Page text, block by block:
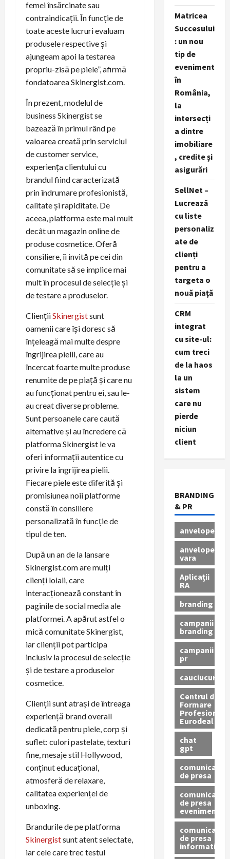
femei însărcinate sau
contraindicații. În funcție de
toate aceste lucruri evaluam
produsele respective și
ajungeam apoi la testarea
propriu-zisă pe piele”, afirmă
fondatoarea Skinergist.com.
În prezent, modelul de
business Skinergist se
bazează în primul rând pe
valoarea creată prin serviciul
de customer service,
experiența clientului cu
brandul fiind caracterizată
prin îndrumare profesionistă,
calitate și rapiditate. De
aceea, platforma este mai mult
decât un magazin online de
produse cosmetice. Oferă
consiliere, îi invită pe cei din
comunitate să se implice mai
mult în procesul de selecție și
de testare a produselor.
CliențiiSkinergistsunt
oamenii care își doresc să
înțeleagă mai multe despre
îngrijirea pielii, care au
încercat foarte multe produse
renumite de pe piață și care nu
au funcționat pentru ei, sau le-
au creat diverse probleme.
Sunt persoanele care caută
alternative și au încredere că
platforma Skinergist le va
oferi informații autentice cu
privire la îngrijirea pielii.
Fiecare piele este diferită și
promisiunea noii platforme
constă în consiliere
personalizată în funcție de
tipul de ten.
După un an de la lansare
Skinergist.com are mulți
clienți loiali, care
interacționează constant în
paginile de social media ale
platformei. A apărut astfel o
mică comunitate Skinergist,
iar clienții pot participa
inclusiv la procesul de selecție
și de testare a produselor
cosmetice.
Clienții sunt atrași de întreaga
experiență brand overall
dedicată pentru piele, corp și
suflet: culori pastelate, texturi
fine, mesaje stil Hollywood,
conținut educațional,
atmosferă de relaxare,
calitatea experienței de
unboxing.
Brandurile de pe platforma
Skinergistsunt atent selectate,
iar cele care trec testul
Matricea
Succesului
: un nou
tip de
eveniment
în
România,
la
intersecți
a dintre
imobiliare
, credite și
asigurări
SellNet –
Lucrează
cu liste
personaliz
ate de
clienți
pentru a
targeta o
nouă piață
CRM
integrat
cu site-ul:
cum treci
de la haos
la un
sistem
care nu
pierde
niciun
client
BRANDING
& PR
anvelope
anvelope
vara
Aplicații
RA
branding
campanii
branding
campanii
pr
cauciucuri
Centrul de
Formare
Profesionala
Eurodeal
chat
gpt
comunicat
de presa
comunicat
de presa
eveniment
comunicat
de presa
informativ